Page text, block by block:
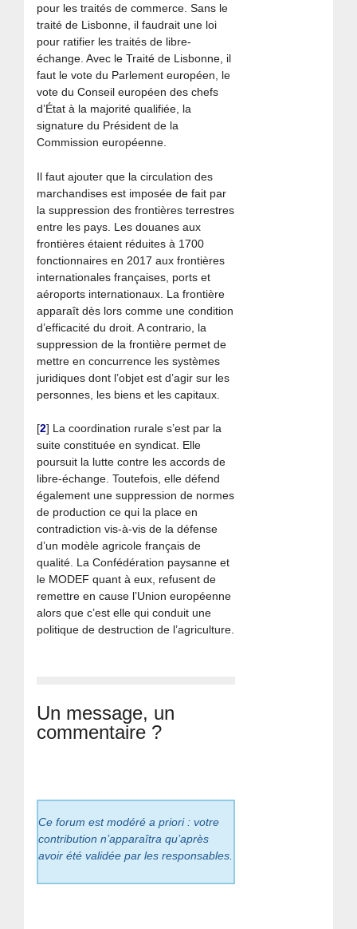
pour les traités de commerce. Sans le
traité de Lisbonne, il faudrait une loi
pour ratifier les traités de libre-
échange. Avec le Traité de Lisbonne, il
faut le vote du Parlement européen, le
vote du Conseil européen des chefs
d’État à la majorité qualifiée, la
signature du Président de la
Commission européenne.
Il faut ajouter que la circulation des
marchandises est imposée de fait par
la suppression des frontières terrestres
entre les pays. Les douanes aux
frontières étaient réduites à 1700
fonctionnaires en 2017 aux frontières
internationales françaises, ports et
aéroports internationaux. La frontière
apparaît dès lors comme une condition
d’efficacité du droit. A contrario, la
suppression de la frontière permet de
mettre en concurrence les systèmes
juridiques dont l’objet est d’agir sur les
personnes, les biens et les capitaux.
[2] La coordination rurale s’est par la
suite constituée en syndicat. Elle
poursuit la lutte contre les accords de
libre-échange. Toutefois, elle défend
également une suppression de normes
de production ce qui la place en
contradiction vis-à-vis de la défense
d’un modèle agricole français de
qualité. La Confédération paysanne et
le MODEF quant à eux, refusent de
remettre en cause l’Union européenne
alors que c’est elle qui conduit une
politique de destruction de l’agriculture.
Un message, un
commentaire ?
Ce forum est modéré a priori : votre
contribution n’apparaîtra qu’après
avoir été validée par les responsables.